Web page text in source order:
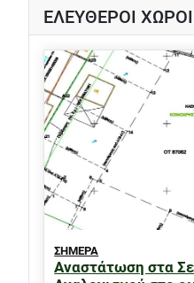
ΕΛΕΥΘΕΡΟΙ ΧΩΡΟΙ
ΣΗΜΕΡΑ
Αναστάτωση στα